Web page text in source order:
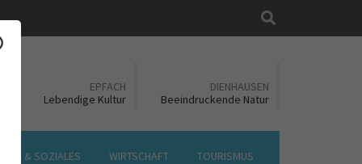
EPFACH
Lebendige Kultur
DIENHAUSEN
Beeindruckende Natur
& SOZIALES WIRTSCHAFT TOURISMUS